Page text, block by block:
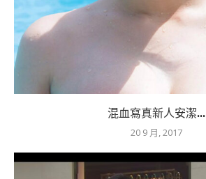
混血寫真新人安潔...
20 9 月, 2017